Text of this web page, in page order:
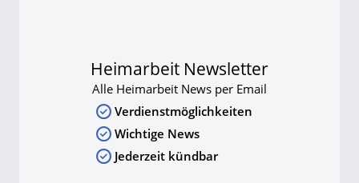
Heimarbeit Newsletter
Alle Heimarbeit News per Email
Verdienstmöglichkeiten
Wichtige News
Jederzeit kündbar